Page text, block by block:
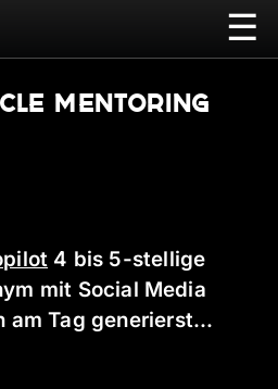
☰
MENTORING
4 bis 5-stellige
mit Social Media
am Tag generierst…